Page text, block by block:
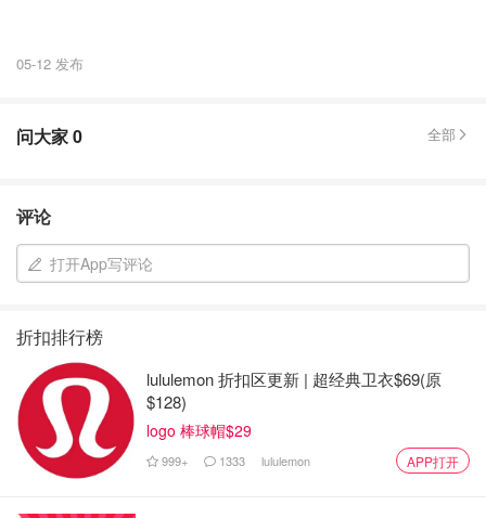
05-12 发布
问大家0 全部
评论
打开App写评论
折扣排行榜
lululemon 折扣区更新 | 超经典卫衣$69(原
$128)
logo 棒球帽$29
999+ 1333 lululemon APP打开